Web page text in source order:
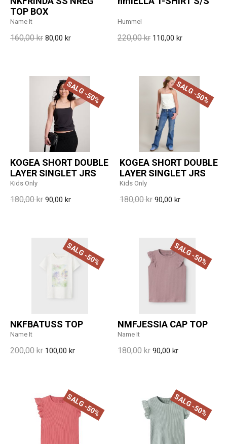
TOP BOX
Name It
160,00 kr 80,00 kr
Hummel
220,00 kr 110,00 kr
KOGEA SHORT DOUBLE
LAYER SINGLET JRS
Kids Only
180,00 kr 90,00 kr
SALG -50%
KOGEA SHORT DOUBLE
LAYER SINGLET JRS
Kids Only
180,00 kr 90,00 kr
SALG -50%
NKFBATUSS TOP
Name It
200,00 kr 100,00 kr
SALG -50%
NMFJESSIA CAP TOP
Name It
180,00 kr 90,00 kr
SALG -50%
SALG -50% SALG -50%